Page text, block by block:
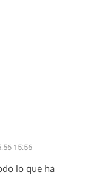
15:56
lo que ha